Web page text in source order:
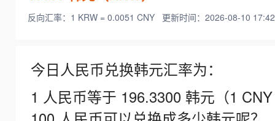
反向汇率：1 KRW = 0.0051 CNY 更新时间：2026-08-10
今日人民币兑换韩元汇率为：
1 人民币等于 196.3300 韩元（1